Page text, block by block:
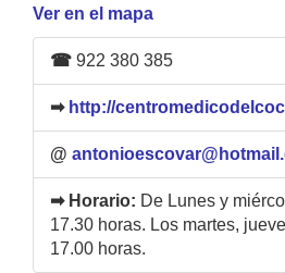
Ver en el mapa
☎ 922 380 385
➡ http://
@
➡ Horario: De Lunes y
17.30 horas. Los martes,
17.00 horas.